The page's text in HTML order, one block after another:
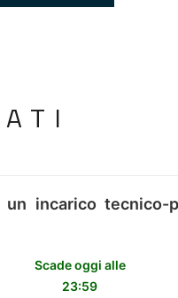
incarico tecnico-
Scade oggi alle
23:59